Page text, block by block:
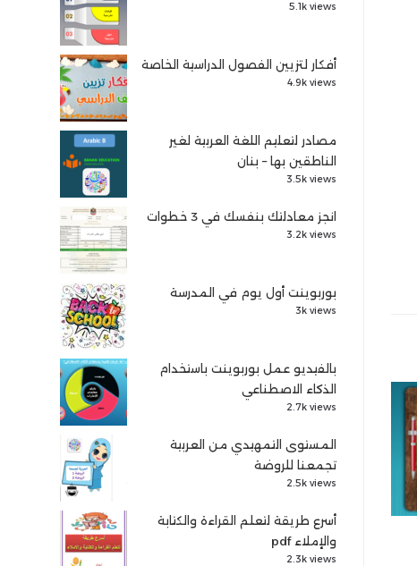
5.1k views
أفكار لتزيين الفصول الدراسية الخاصة
4.9k views
مصادر لتعليم اللغة العربية لغير
الناطقين بها – بنان
3.5k views
انجز معادلتك بنفسك في 3 خطوات
3.2k views
بوربوينت أول يوم في المدرسة
3k views
بالفيديو عمل بوربوينت باستخدام
الذكاء الاصطناعي
2.7k views
المستوى التمهيدي من العربية
تجمعنا للروضة
2.5k views
أسرع طريقة لتعلم القراءة والكتابة
والإملاء pdf
2.3k views